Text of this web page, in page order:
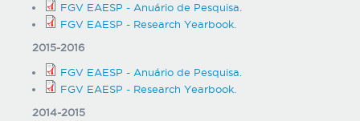
FGV EAESP - Anuário de Pesquisa.
FGV EAESP - Research Yearbook.
2015-2016
FGV EAESP - Anuário de Pesquisa.
FGV EAESP - Research Yearbook.
2014-2015